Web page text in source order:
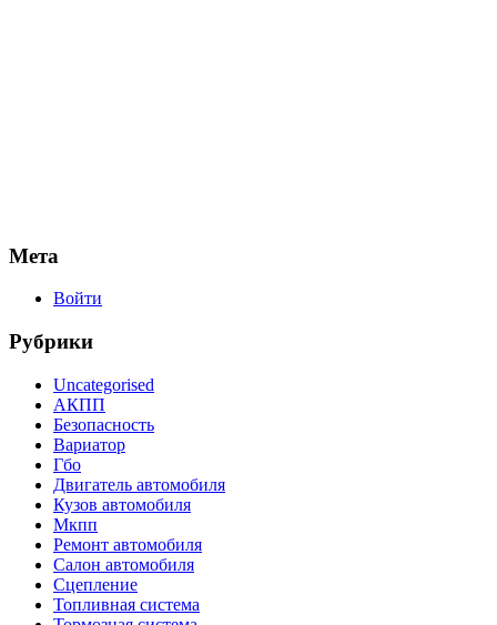
Мета
Войти
Рубрики
Uncategorised
АКПП
Безопасность
Вариатор
Гбо
Двигатель автомобиля
Кузов автомобиля
Мкпп
Ремонт автомобиля
Салон автомобиля
Сцепление
Топливная система